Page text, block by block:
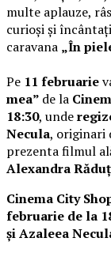
multe aplauze,
curioși și
caravana „În
Pe 11 februarie
mea” de la
18:30, unde
Necula, originari
prezenta filmul
Alexandra
Cinema City
februarie de la
și Azaleea